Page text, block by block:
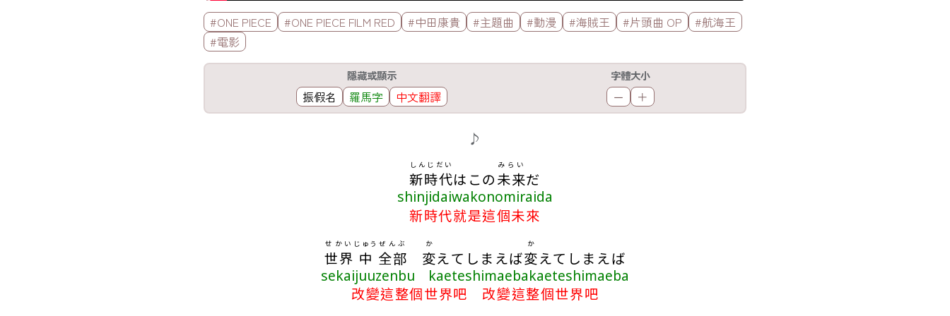
標籤欄
#ONE PIECE #ONE PIECE FILM RED #中田康貴 #主題曲 #動漫 #海賊王 #片頭曲 OP
#航海王
#電影
隱藏或顯示
振假名 羅馬字 中文翻譯
字體大小
－ ＋
♪
新時代
しんじだい
はこの未来
みらい
だ
shinjidaiwakonomiraida
新時代就是這個未來
世界
せかい
中
じゅう
全部
ぜんぶ
変
か
えてしまえば変
か
えてしまえば
sekaijuuzenbu kaeteshimaebakaeteshimaeba
改變這整個世界吧 改變這整個世界吧